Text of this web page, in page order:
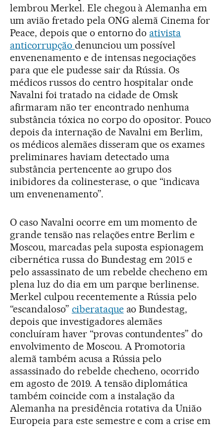
lembrou Merkel. Ele chegou à Alemanha em
um avião fretado pela ONG alemã Cinema for
Peace, depois que o entorno do ativista
anticorrupção denunciou um possível
envenenamento e de intensas negociações
para que ele pudesse sair da Rússia. Os
médicos russos do centro hospitalar onde
Navalni foi tratado na cidade de Omsk
afirmaram não ter encontrado nenhuma
substância tóxica no corpo do opositor. Pouco
depois da internação de Navalni em Berlim,
os médicos alemães disseram que os exames
preliminares haviam detectado uma
substância pertencente ao grupo dos
inibidores da colinesterase, o que “indicava
um envenenamento”.
O caso Navalni ocorre em um momento de
grande tensão nas relações entre Berlim e
Moscou, marcadas pela suposta espionagem
cibernética russa do Bundestag em 2015 e
pelo assassinato de um rebelde checheno em
plena luz do dia em um parque berlinense.
Merkel culpou recentemente a Rússia pelo
“escandaloso” ciberataqueao Bundestag,
depois que investigadores alemães
concluíram haver “provas contundentes” do
envolvimento de Moscou. A Promotoria
alemã também acusa a Rússia pelo
assassinado do rebelde checheno, ocorrido
em agosto de 2019. A tensão diplomática
também coincide com a instalação da
Alemanha na presidência rotativa da União
Europeia para este semestre e com a crise em